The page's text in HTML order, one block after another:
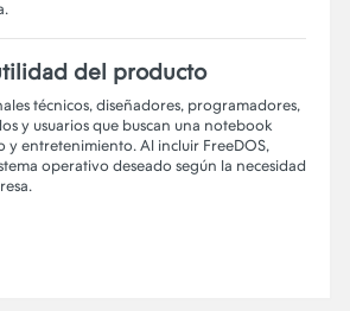
del producto
técnicos, diseñadores, programadores,
y usuarios que buscan una notebook
y entretenimiento. Al incluir FreeDOS,
operativo deseado según la necesidad